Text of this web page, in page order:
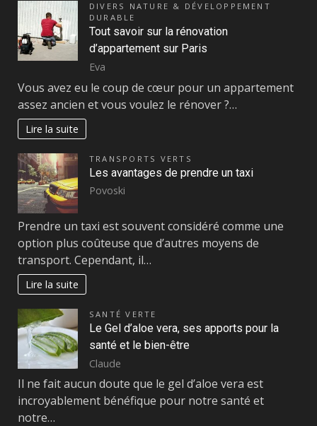
DIVERS NATURE & DÉVELOPPEMENT
DURABLE
Tout savoir sur la rénovation
d’appartement sur Paris
Eva
Vous avez eu le coup de cœur pour un appartement
assez ancien et vous voulez le rénover ?…
Lire la suite
TRANSPORTS VERTS
Les avantages de prendre un taxi
Povoski
Prendre un taxi est souvent considéré comme une
option plus coûteuse que d’autres moyens de
transport. Cependant, il…
Lire la suite
SANTÉ VERTE
Le Gel d’aloe vera, ses apports pour la
santé et le bien-être
Claude
Il ne fait aucun doute que le gel d’aloe vera est
incroyablement bénéfique pour notre santé et
notre…